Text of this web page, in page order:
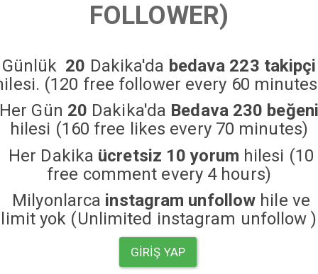
FOLLOWER)
Günlük 20 Dakika'da bedava 223 takipçi
(120 free follower every 60
Her Gün 20 Dakika'da Bedava 230 beğeni
hilesi (160 free likes every 70 minutes)
Her Dakika ücretsiz 10 yorum hilesi (10
free comment every 4 hours)
Milyonlarca instagram unfollow hile ve
limit yok (Unlimited instagram unfollow )
GIRIŞ YAP